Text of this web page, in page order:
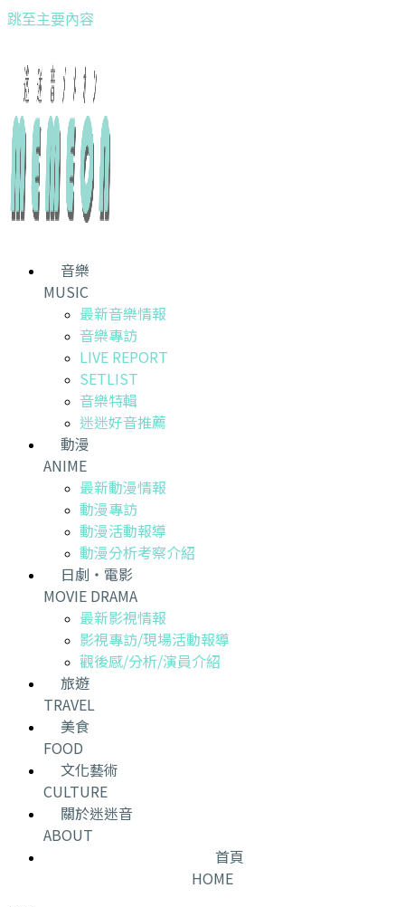
跳至主要內容
音樂
MUSIC
最新音樂情報
音樂專訪
LIVE REPORT
SETLIST
音樂特輯
迷迷好音推薦
動漫
ANIME
最新動漫情報
動漫專訪
動漫活動報導
動漫分析考察介紹
日劇・電影
MOVIE DRAMA
最新影視情報
影視專訪/現場活動報導
觀後感/分析/演員介紹
旅遊
TRAVEL
美食
FOOD
文化藝術
CULTURE
關於迷迷音
ABOUT
首頁
HOME